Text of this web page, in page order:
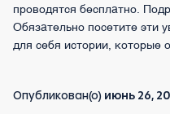
проводятся бесплатно.
Обязательно посетите эти
для себя истории, которые
Опубликован(о) июнь 26,